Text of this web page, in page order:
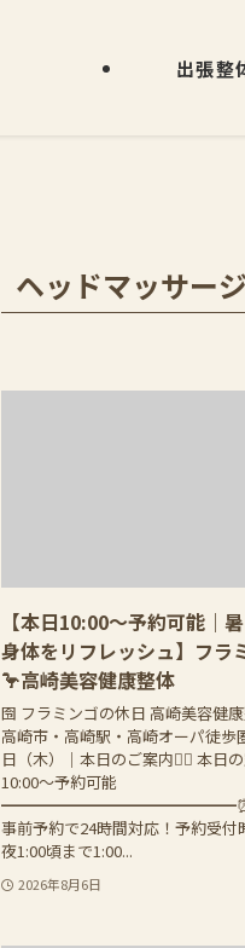
出張整
ヘッドマッサージ
【本日10:00〜予約可能｜
身体をリフレッシュ】フラ
🦩高崎美容健康整体
囹 フラミンゴの休日 高崎美容健
高崎市・高崎駅・高崎オーパ徒歩
日（木）｜本日のご案内 本日
10:00〜予約可能
━━━━━━━━━━━━━━━⏰ 群
事前予約で24時間対応！予約受付
夜1:00頃まで1:00...
2026年8月6日